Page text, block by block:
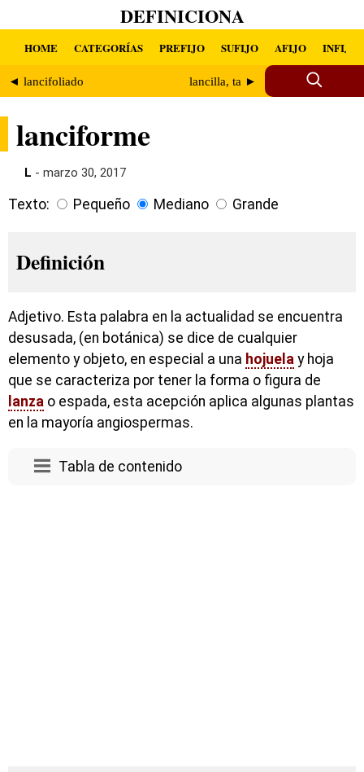
DEFINICIONA
HOME CATEGORÍAS PREFIJO SUFIJO AFIJO INFIJO
◄ lancifoliado lancilla, ta ►
lanciforme
L - marzo 30, 2017
Texto: Pequeño Mediano Grande
Definición
Adjetivo. Esta palabra en la actualidad se encuentra
desusada, (en botánica) se dice de cualquier
elemento y objeto, en especial a una hojuela y hoja
que se caracteriza por tener la forma o figura de
lanza o espada, esta acepción aplica algunas plantas
en la mayoría angiospermas.
Tabla de contenido